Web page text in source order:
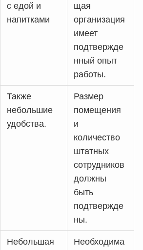
с едой и
напитками
щая
организация
имеет
подтвержде
нный опыт
работы.
Также
небольшие
удобства.
Размер
помещения
и
количество
штатных
сотрудников
должны
быть
подтвержде
ны.
Небольшая
Необходима